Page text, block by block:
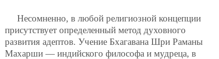
Несомненно, в любой религиозной концепции
присутствует определенный метод духовного
развития адептов. Учение Бхагавана Шри Раманы
Махарши — индийского философа и мудреца, в